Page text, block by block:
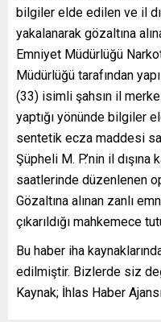
bilgiler elde edilen ve il
yakalanarak gözaltına
Emniyet Müdürlüğü
Müdürlüğü tarafından
(33) isimli şahsın il
yaptığı yönünde bilgiler
sentetik ecza maddesi
Şüpheli M. P.’nin il
saatlerinde düzenlenen
Gözaltına alınan zanlı
çıkarıldığı mahkemece
Bu haber iha
edilmiştir. Bizlerde siz
Kaynak; İhlas Haber